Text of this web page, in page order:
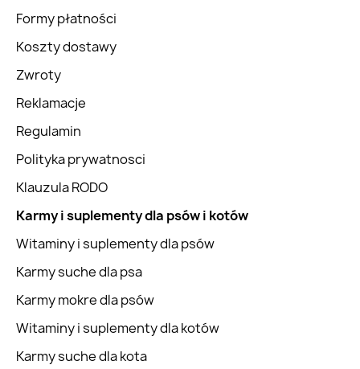
Formy płatności
Koszty dostawy
Zwroty
Reklamacje
Regulamin
Polityka prywatnosci
Klauzula RODO
Karmy i suplementy dla psów i kotów
Witaminy i suplementy dla psów
Karmy suche dla psa
Karmy mokre dla psów
Witaminy i suplementy dla kotów
Karmy suche dla kota